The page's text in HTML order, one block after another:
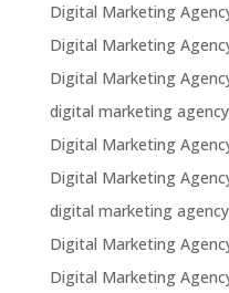
Digital Marketing
Digital Marketing
Digital Marketing
digital marketing
Digital Marketing
Digital Marketing
digital marketing
Digital Marketing
Digital Marketing